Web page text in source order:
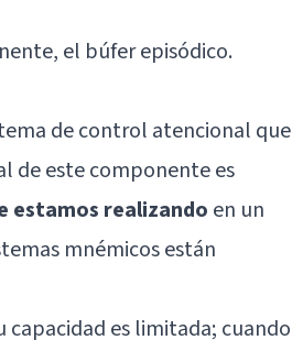
el búfer episódico.
de control atencional que
de este componente es
estamos realizando en un
mnémicos están
es limitada; cuando